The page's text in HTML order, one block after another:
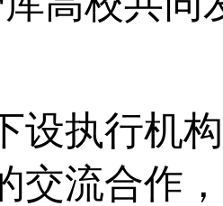
设执行机
交流合作